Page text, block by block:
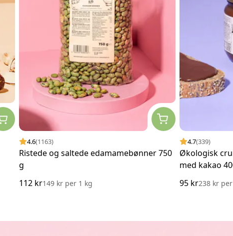
4.6(1163)
Ristede og saltede edamamebønner 750
g
112 kr149 kr per 1 kg
4.7(339)
Økologisk
med kakao
95 kr238 kr per